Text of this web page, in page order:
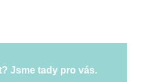
Jsme tady pro vás.